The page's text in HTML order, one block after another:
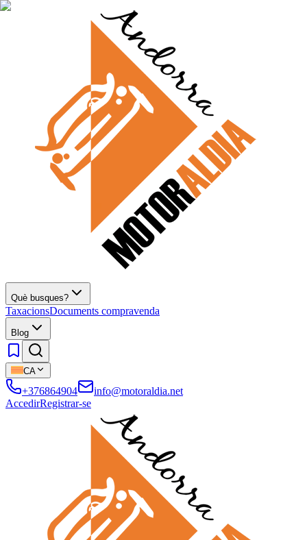
Què busques?
TaxacionsDocuments compravenda
Blog
CA
+376864904
info@motoraldia.net
AccedirRegistrar-se